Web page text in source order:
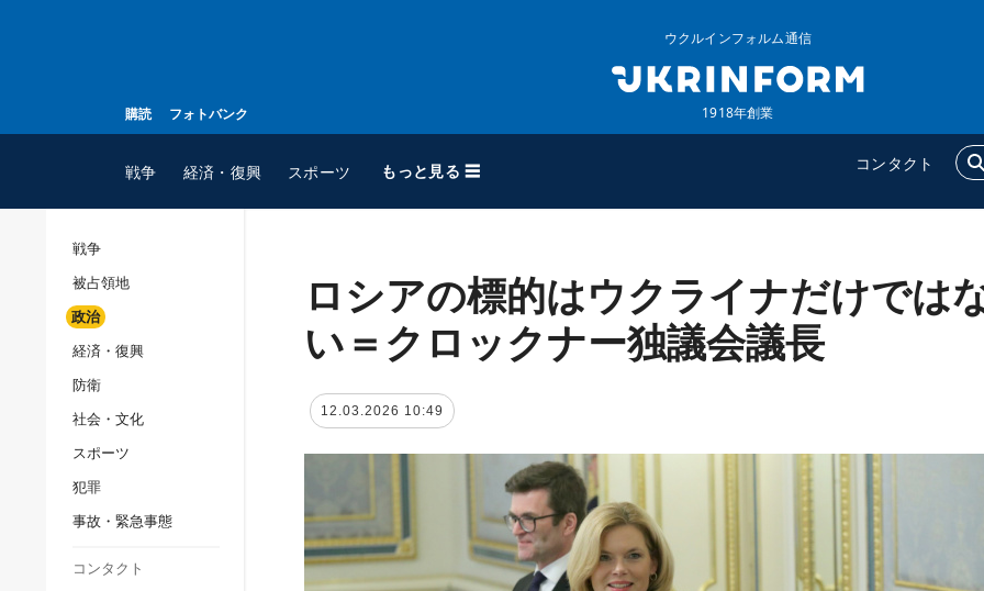
購読 フォトバンク
ウクルインフォルム通信
1918年創業
戦争 経済・復興 スポーツ もっと見る ☰ コンタクト
スポーツ
ウクルインフォルム
ウクルインフォルムについ
て
追加
特集
インタビュー
戦争
被占領地
政治
経済・復興
防衛
社会・文化
スポーツ
犯罪
事故・緊急事態
コンタクト
ロシアの標的はウクライナだけでは
い＝クロックナー独議会議長
12.03.2026 10:49